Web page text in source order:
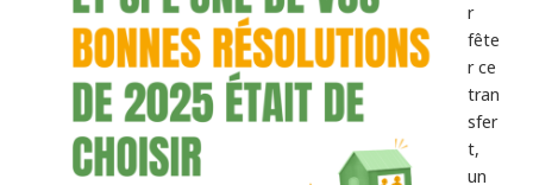
r
fête
r ce
tran
sfer
t,
un